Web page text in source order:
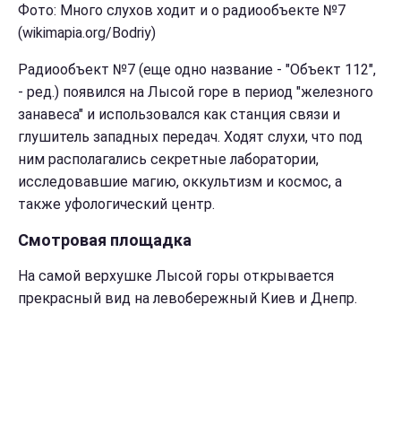
Фото: Много слухов ходит и о радиообъекте №7
(wikimapia.org/Bodriy)
Радиообъект №7 (еще одно название - "Объект 112",
- ред.) появился на Лысой горе в период "железного
занавеса" и использовался как станция связи и
глушитель западных передач. Ходят слухи, что под
ним располагались секретные лаборатории,
исследовавшие магию, оккультизм и космос, а
также уфологический центр.
Смотровая площадка
На самой верхушке Лысой горы открывается
прекрасный вид на левобережный Киев и Днепр.